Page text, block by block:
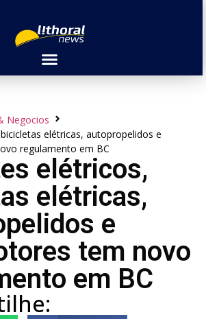
Negocios
elétricas, autopropelidos e
regulamento em BC
elétricos,
elétricas,
e
tem novo
em BC